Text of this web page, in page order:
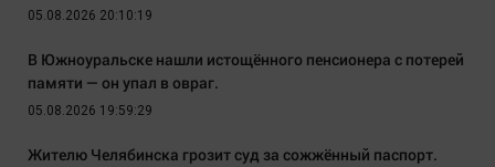
05.08.2026 20:10:19
В Южноуральске нашли истощённого пенсионера с потерей
памяти — он упал в овраг.
05.08.2026 19:59:29
Жителю Челябинска грозит суд за сожжённый паспорт.